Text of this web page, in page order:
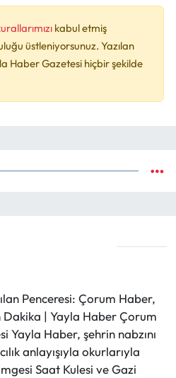
kabul etmiş
üstleniyorsunuz. Yazılan
Haber Gazetesi hiçbir şekilde
Penceresi: Çorum Haber,
| Yayla Haber Çorum
Yayla Haber, şehrin nabzını
anlayışıyla okurlarıyla
Saat Kulesi ve Gazi